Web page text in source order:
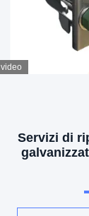
video
Servizi di